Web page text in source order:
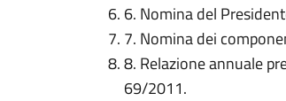
6. Nomina del
7. Nomina dei
8. Relazione annuale
69/2011.